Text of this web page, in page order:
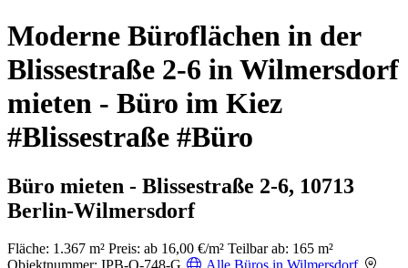
Moderne Büroflächen in der
Blissestraße 2-6 in Wilmersdorf
mieten - Büro im Kiez
#Blissestraße #Büro
Büro mieten - Blissestraße 2-6, 10713
Berlin-Wilmersdorf
Fläche: 1.367 m² Preis: ab 16,00 €/m² Teilbar ab: 165 m²